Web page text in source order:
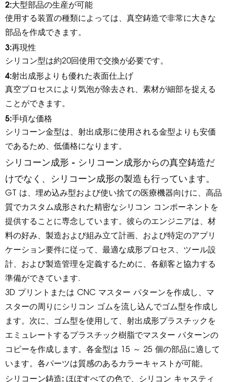
2:大型部品の生産が可能
使用する装置の種類によっては、真空鋳造で非常に大きな
部品を作成できます。
3:再現性
シリコン型は約20回使用で交換が必要です。
4:射出成形よりも優れた表面仕上げ
真空プロセスにより気泡が除去され、素材が細部を捉える
ことができます。
5:手頃な価格
シリコーン金型は、射出成形に使用される金型よりも安価
であるため、低価格になります。
シリコーン成形 - シリコーン成形からの真空鋳造だ
けでなく、シリコーン成形の製造も行っています。
GT は、埋め込み型および使い捨ての医療機器向けに、高品
質でカスタム成形された精密なシリコン コンポーネントを
提供することに専念しています。彼らのエンジニアは、材
料の好み、製造および組み立て計画、および特定のアプリ
ケーション要件に従って、最適な成形プロセス、ツール設
計、および製造管理を定義するために、各顧客と協力する
準備ができています.
3D プリントまたは CNC マスター パターンを作成し、マ
スターの周りにシリコン ゴムを流し込んでゴム型を作成し
ます。次に、ゴム型を使用して、射出成形プラスチックを
エミュレートするプラスチック樹脂でマスター パターンの
コピーを作成します。各金型は 15 ～ 25 個の部品に適して
います。各パーツは質感のあるカラーキャストが可能。
シリコーン鋳造: ほぼすべての色で、シリコン キャスティ